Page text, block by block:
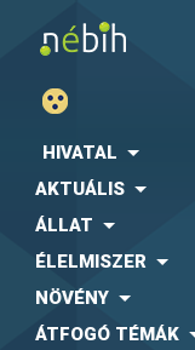
HIVATAL
AKTUÁLIS
ÁLLAT
ÉLELMISZER
NÖVÉNY
ÁTFOGÓ TÉMÁK